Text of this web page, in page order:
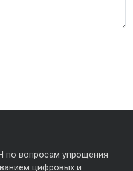
по вопросам упрощения
цифровых и